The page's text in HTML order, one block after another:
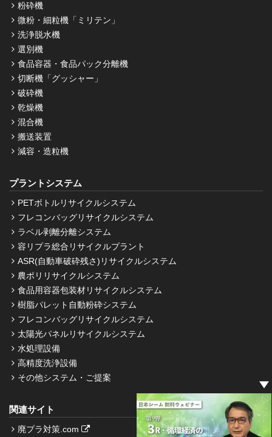
粉砕機
微粉・細粒機「ミリテン」
洗浄脱水機
選別機
食品容器・食品パック分離機
切断機「グッシャー」
破砕機
乾燥機
混合機
搬送装置
減容・造粒機
プラントシステム
PETボトルリサイクルシステム
フレコンバッグリサイクルシステム
ラベル剥離分離システム
容リプラ総合リサイクルプラント
ASR(自動車破砕残さ)リサイクルシステム
農ポリリサイクルシステム
食品用容器包装材リサイクルシステム
樹脂パレット自動粉砕システム
フレコンバッグリサイクルシステム
太陽光パネルリサイクルシステム
水処理設備
高精度洗浄設備
その他システム・ご提案
関連サイト
廃プラ対策.com